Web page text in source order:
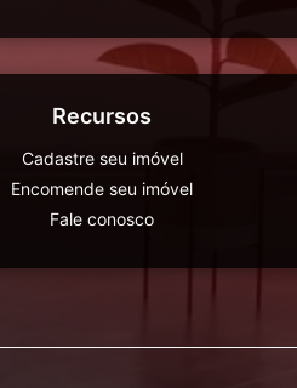
Recursos
Cadastre seu imóvel
Encomende seu imóvel
Fale conosco